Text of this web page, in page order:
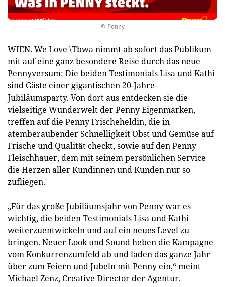
© Penny
WIEN. We Love \Tbwa nimmt ab sofort das Publikum
mit auf eine ganz besondere Reise durch das neue
Pennyversum: Die beiden Testimonials Lisa und Kathi
sind Gäste einer gigantischen 20-Jahre-
Jubiläumsparty. Von dort aus entdecken sie die
vielseitige Wunderwelt der Penny Eigenmarken,
treffen auf die Penny Frischeheldin, die in
atemberaubender Schnelligkeit Obst und Gemüse auf
Frische und Qualität checkt, sowie auf den Penny
Fleischhauer, dem mit seinem persönlichen Service
die Herzen aller Kundinnen und Kunden nur so
zufliegen.
„Für das große Jubiläumsjahr von Penny war es
wichtig, die beiden Testimonials Lisa und Kathi
weiterzuentwickeln und auf ein neues Level zu
bringen. Neuer Look und Sound heben die Kampagne
vom Konkurrenzumfeld ab und laden das ganze Jahr
über zum Feiern und Jubeln mit Penny ein,“ meint
Michael Zenz, Creative Director der Agentur.